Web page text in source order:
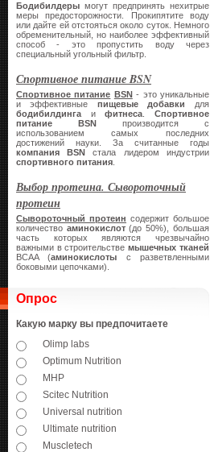
Бодибилдеры могут предпринять нехитрые
меры предосторожности. Прокипятите воду
или дайте ей отстояться около суток. Немного
обременительный, но наиболее эффективный
способ - это пропустить воду через
специальный угольный фильтр.
Спортивное питание BSN
Спортивное питание BSN- это уникальные
и эффективные пищевые добавки
для
бодибилдинга ифитнеса .Спортивное
питание
BSN производится с
использованием самых последних
достижений науки. За считанные годы
компания
BSN стала лидером индустрии
спортивного питания
Выбор протеина. Сывороточный
протеин
Сывороточный протеин содержит большое
количество аминокислот(до 50%), большая
часть которых являются чрезвычайно
важными в строительствемышечных тканей
BCAA (аминокислоты с разветвленными
боковыми цепочками).
Опрос
Какую марку вы предпочитаете
Olimp labs
Optimum Nutrition
MHP
Scitec Nutrition
Universal nutrition
Ultimate nutrition
Muscletech